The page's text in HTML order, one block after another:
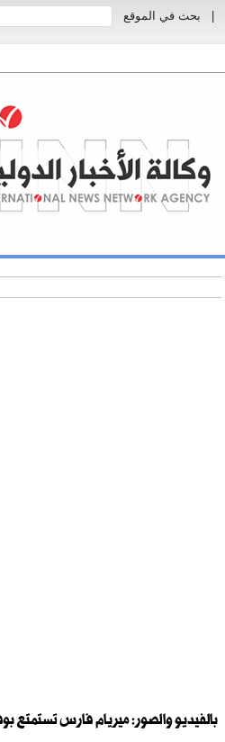
بحث في الموقع
بالفيديو والصور: ميريام فارس تستمتع